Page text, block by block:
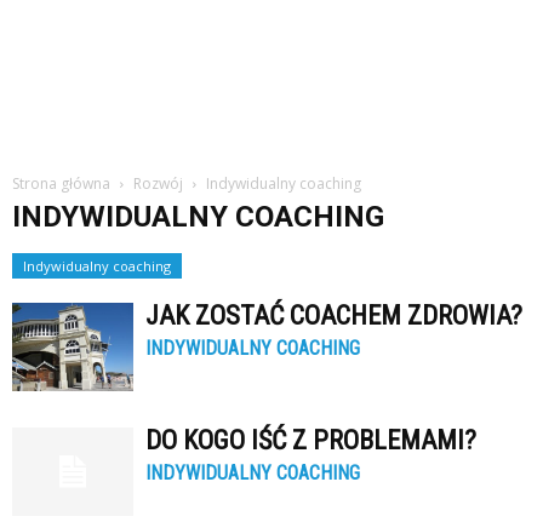
Strona główna Rozwój Indywidualny coaching
INDYWIDUALNY COACHING
Indywidualny coaching
JAK ZOSTAĆ COACHEM ZDROWIA?
INDYWIDUALNY COACHING
DO KOGO IŚĆ Z PROBLEMAMI?
INDYWIDUALNY COACHING